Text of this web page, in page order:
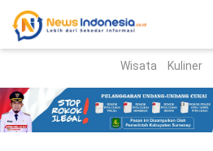
Parlemen
Wisata Kuliner